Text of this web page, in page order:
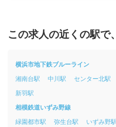
この求人の近くの駅で
横浜市地下鉄ブルーライン
湘南台駅
中川駅 センター北駅
新羽駅
相模鉄道いずみ野線
緑園都市駅
弥生台駅 いずみ野駅